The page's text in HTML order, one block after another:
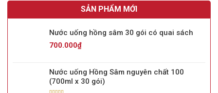
SẢN PHẨM MỚI
Nước uống hồng sâm 30 gói có quai sách
700.000₫
Nước uống Hồng Sâm nguyên chất 100
(700ml x 30 gói)